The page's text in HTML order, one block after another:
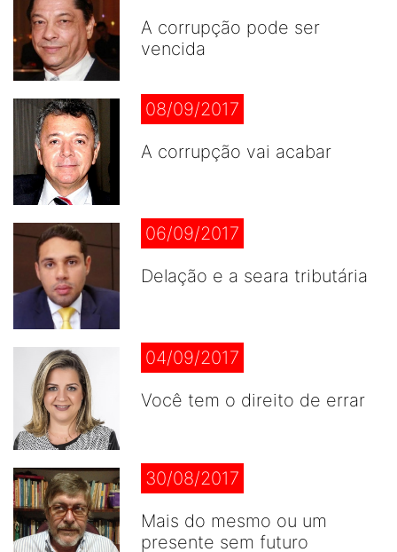
A corrupção pode ser
vencida
08/09/2017
A corrupção vai acabar
06/09/2017
Delação e a seara tributária
04/09/2017
Você tem o direito de errar
30/08/2017
Mais do mesmo ou um
presente sem futuro